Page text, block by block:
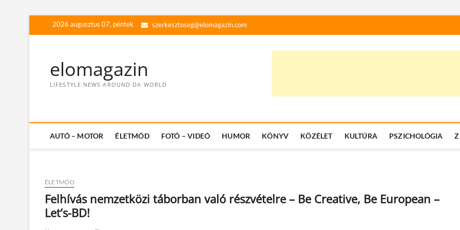
2026 augusztus 07, péntek szerkesztoseg@elomagazin.com
elomagazin
LIFESTYLE NEWS AROUND DA WORLD
AUTÓ – MOTOR ÉLETMÓD FOTÓ – VIDEÓ HUMOR KÖNYV KÖZÉLET KULTÚRA PSZICHOLÓGIA
ÉLETMÓD
Felhívás nemzetközi táborban való részvételre – Be Creative, Be European –
Let’s-BD!